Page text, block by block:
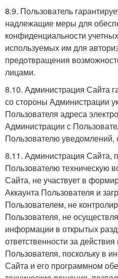
8.9. Пользователь
надлежащие меры для
конфиденциальности
используемых им для
предотвращения
лицами.
8.10. Администрация Сайта
со стороны Администрации
Пользователя адреса
Администрации с
Пользователю уведомлений,
8.11. Администрация Сайта,
Пользователю техническую
Сайта, не участвует в
Аккаунта Пользователя и
Пользователем, не
Пользователя, не
информации в открытых
ответственности за
Пользователя, поскольку в
Сайта и его программном